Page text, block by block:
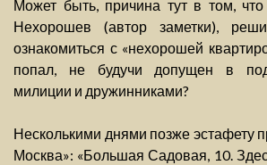
Может быть, причина тут в том, что
Нехорошев (автор заметки),
ознакомиться с «нехорошей
попал, не будучи допущен в
милиции и дружинниками?
Несколькими днями позже эстафету
Москва»: «Большая Садовая, 10.